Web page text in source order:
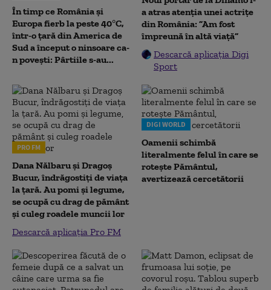
În timp ce România și
Europa fierb la peste 40°C,
într-o țară din America de
Sud a început o ninsoare ca-
n povești: Pârtiile s-au...
a atras atenția unei actrițe
din România: ”Am fost
împreună în altă viață”
Descarcă aplicația Digi
Sport
PRO FM
Dana Nălbaru și Dragoș
Bucur, îndrăgostiți de viața
la țară. Au pomi și legume,
se ocupă cu drag de pământ
și culeg roadele muncii lor
Descarcă aplicația Pro FM
DIGI WORLD
Oamenii schimbă
literalmente felul în care se
rotește Pământul,
avertizează cercetătorii